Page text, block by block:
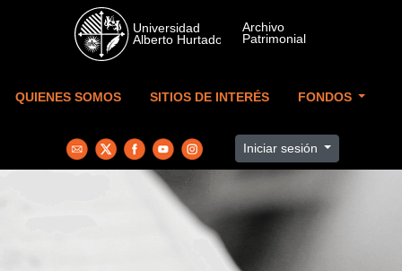
Skip to main content
QUIENES SOMOS SITIOS DE INTERÉS FONDOS
Iniciar sesión